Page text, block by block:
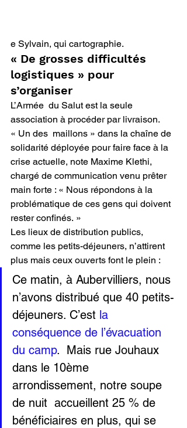
e Sylvain, qui cartographie.
« De grosses difficultés
logistiques » pour
s’organiser
L’Armée  du Salut est la seule
association à procéder par livraison.
« Un des  maillons » dans la chaîne de
solidarité déployée pour faire face à la
crise actuelle, note Maxime Klethi,
chargé de communication venu prêter
main forte : « Nous répondons à la
problématique de ces gens qui doivent
rester confinés. »
Les lieux de distribution publics,
comme les petits-déjeuners, n’attirent
plus mais ceux ouverts font le plein :
Ce matin, à Aubervilliers, nous
n’avons distribué que 40 petits-
déjeuners. C’est la
conséquence de l’évacuation
du camp.  Mais rue Jouhaux
dans le 10ème
arrondissement, notre soupe
de nuit  accueillent 25 % de
bénéficiaires en plus, qui se